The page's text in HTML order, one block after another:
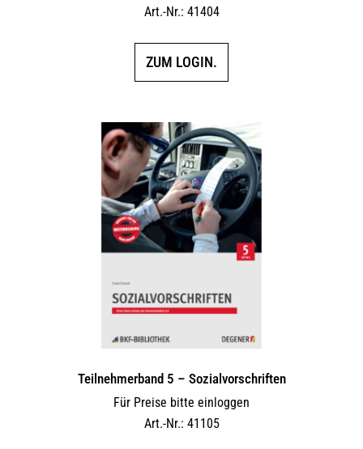
Art.-Nr.: 41404
ZUM LOGIN.
Teilnehmerband 5 – Sozialvorschriften
Für Preise bitte einloggen
Art.-Nr.: 41105